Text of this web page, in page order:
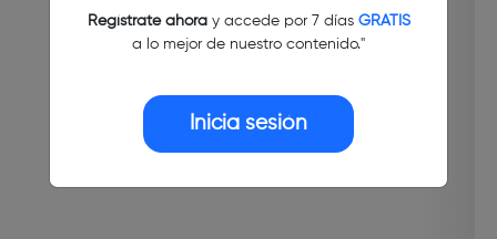
Regístrate ahoray accede por 7 días GRATIS
a lo mejor de nuestro contenido."
Inicia sesión